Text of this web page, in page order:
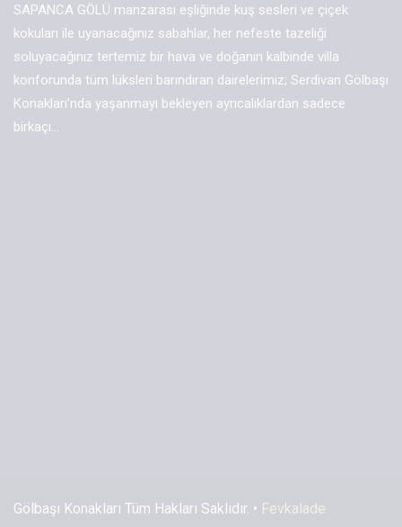
SAPANCA GÖLÜ manzarası eşliğinde kuş sesleri ve çiçek
kokuları ile uyanacağınız sabahlar, her nefeste tazeliği
soluyacağınız tertemiz bir hava ve doğanın kalbinde villa
konforunda tüm lüksleri barındıran dairelerimiz; Serdivan Gölbaşı
Konakları’nda yaşanmayı bekleyen ayrıcalıklardan sadece
birkaçı...
Gölbaşı Konakları Tüm Hakları Saklıdır. • Fevkalade